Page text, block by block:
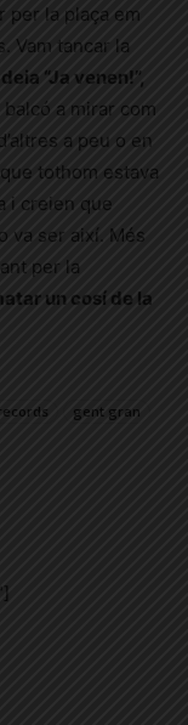
per la plaça em
Vam tancar la
“Ja venen!”,
a mirar com
a peu o en
tothom estava
i creien que
va ser així. Més
per la
un cosí de la
gent gran